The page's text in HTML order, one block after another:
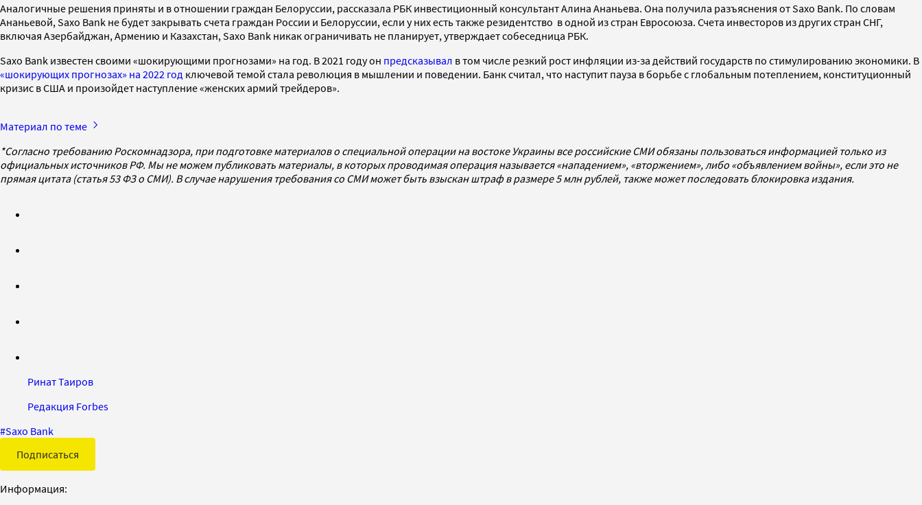
Аналогичные решения приняты и в отношении граждан Белоруссии, рассказала РБК инвестиционный консультант Алина Ананьева. Она получила разъяснения от Saxo Bank. По словам
Ананьевой, Saxo Bank не будет закрывать счета граждан России и Белоруссии, если у них есть также резидентство в одной из стран Евросоюза. Счета инвесторов из других стран СНГ,
включая Азербайджан, Армению и Казахстан, Saxo Bank никак ограничивать не планирует, утверждает собеседница РБК.
Saxo Bank известен своими «шокирующими прогнозами» на год. В 2021 году он предсказывал в том числе резкий рост инфляции из-за действий государств по стимулированию экономики. В
«шокирующих прогнозах» на 2022 год ключевой темой стала революция в мышлении и поведении. Банк считал, что наступит пауза в борьбе с глобальным потеплением, конституционный
кризис в США и произойдет наступление «женских армий трейдеров».
Материал по теме
*Согласно требованию Роскомнадзора, при подготовке материалов о специальной операции на востоке Украины все российские СМИ обязаны пользоваться информацией только из
официальных источников РФ. Мы не можем публиковать материалы, в которых проводимая операция называется «нападением», «вторжением», либо «объявлением войны», если это не
прямая цитата (статья 53 ФЗ о СМИ). В случае нарушения требования со СМИ может быть взыскан штраф в размере 5 млн рублей, также может последовать блокировка издания.
Ринат Таиров
Редакция Forbes
#Saxo Bank
Подписаться
Информация: